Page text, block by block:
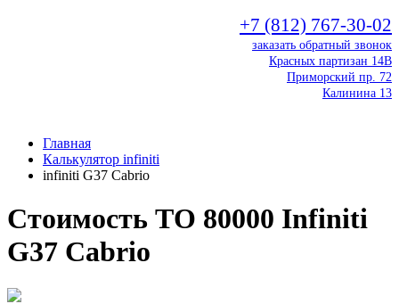
+7 (812) 767-30-02
заказать обратный звонок
Красных партизан 14В
Приморский пр. 72
Калинина 13
Главная
Калькулятор infiniti
infiniti G37 Cabrio
Стоимость ТО 80000 Infiniti
G37 Cabrio